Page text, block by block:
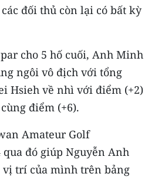
đối thủ còn lại có bất kỳ
cho 5 hố cuối, Anh Minh
ngôi vô địch với tổng
Hsieh về nhì với điểm (+2)
điểm (+6).
Amateur Golf
qua đó giúp Nguyễn Anh
trí của mình trên bảng